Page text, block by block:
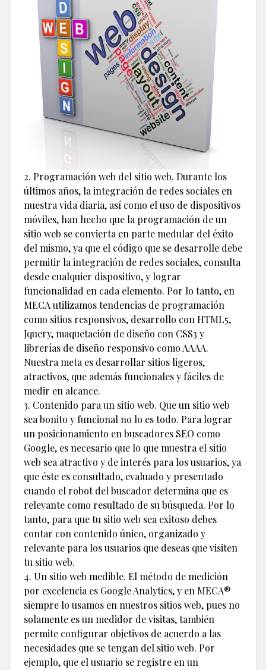
2. Programación web del sitio web. Durante los
últimos años, la integración de redes sociales en
nuestra vida diaria, así como el uso de dispositivos
móviles, han hecho que la programación de un
sitio web se convierta en parte medular del éxito
del mismo, ya que el código que se desarrolle debe
permitir la integración de redes sociales, consulta
desde cualquier dispositivo, y lograr
funcionalidad en cada elemento. Por lo tanto, en
MECA utilizamos tendencias de programación
como sitios responsivos, desarrollo con HTML5,
Jquery, maquetación de diseño con CSS3 y
librerías de diseño responsivo como AAAA.
Nuestra meta es desarrollar sitios ligeros,
atractivos, que además funcionales y fáciles de
medir en alcance.
3. Contenido para un sitio web. Que un sitio web
sea bonito y funcional no lo es todo. Para lograr
un posicionamiento en buscadores SEO como
Google, es necesario que lo que muestra el sitio
web sea atractivo y de interés para los usuarios, ya
que éste es consultado, evaluado y presentado
cuando el robot del buscador determina que es
relevante como resultado de su búsqueda. Por lo
tanto, para que tu sitio web sea exitoso debes
contar con contenido único, organizado y
relevante para los usuarios que deseas que visiten
tu sitio web.
4. Un sitio web medible. El método de medición
por excelencia es Google Analytics, y en MECA®
siempre lo usamos en nuestros sitios web, pues no
solamente es un medidor de visitas, también
permite configurar objetivos de acuerdo a las
necesidades que se tengan del sitio web. Por
ejemplo, que el usuario se registre en un